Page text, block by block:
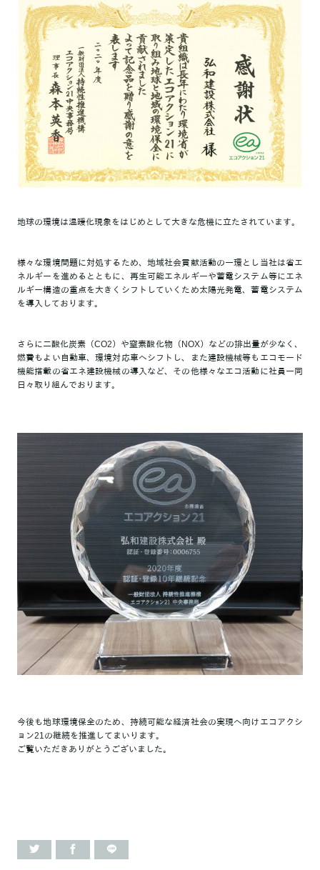
地球の環境は温暖化現象をはじめとして大きな危機に立たされています。
様々な環境問題に対処するため、地域社会貢献活動の一環とし当社は省エ
ネルギーを進めるとともに、再生可能エネルギーや蓄電システム等にエネ
ルギー構造の重点を大きくシフトしていくため太陽光発電、蓄電システム
を導入しております。
さらに二酸化炭素（CO2）や窒素酸化物（NOX）などの排出量が少なく、
燃費もよい自動車、環境対応車へシフトし、また建設機械等もエコモード
機能搭載の省エネ建設機械の導入など、その他様々なエコ活動に社員一同
日々取り組んでおります。
今後も地球環境保全のため、持続可能な経済社会の実現へ向けエコアクシ
ョン21の継続を推進してまいります。
ご覧いただきありがとうございました。